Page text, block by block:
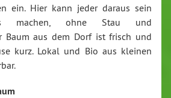
ein. Hier kann jeder daraus sein
machen, ohne Stau und
Baum aus dem Dorf ist frisch und
kurz. Lokal und Bio aus kleinen